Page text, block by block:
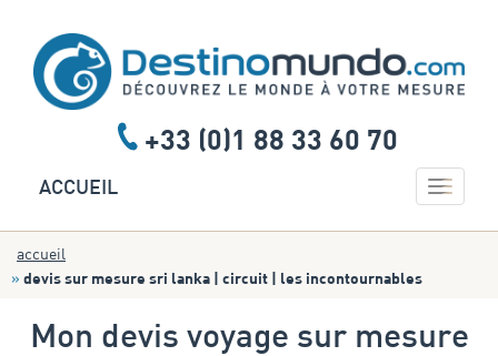
+33 (0)1 88 33 60 70
Toggle
ACCUEIL
accueil
devis sur mesure sri lanka | circuit | les incontournables
Mon devis voyage sur mesure